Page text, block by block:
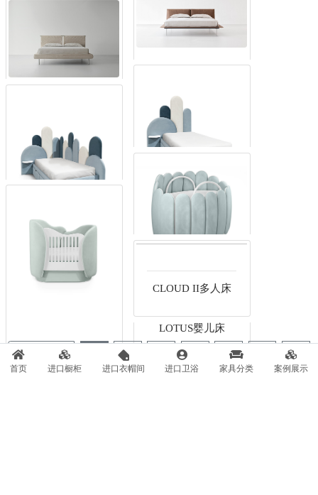
床
MERIDA单人床
MERIDA CORNER
单人床
LOTUS婴儿床
CLOUD婴儿床
共1991条 2 5 7
首页 进口橱柜 进口衣帽间 进口卫浴 家具分类 案例展示